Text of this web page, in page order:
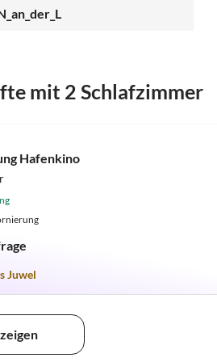
mit 2 Schlafzimmer
Hafenkino
Juwel